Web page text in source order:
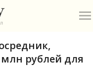
рублей для